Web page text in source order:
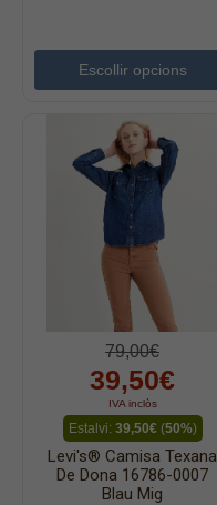
Escollir opcions
79,00€
39,50€
IVA inclòs
Estalvi: 39,50€(50%)
Levi's® Camisa Texana
De Dona 16786-0007
Blau Mig